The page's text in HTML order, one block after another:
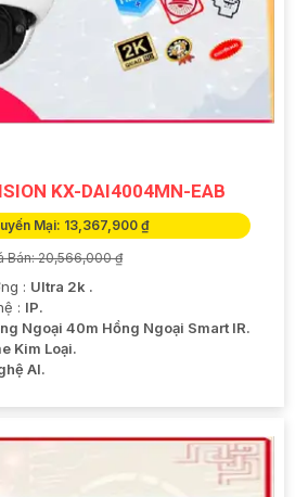
KX-DAI4004MN-EAB
Mại: 13,367,900 ₫
Bán: 20,566,000 ₫
: Ultra 2k .
: IP.
Ngoại 40m Hồng Ngoại Smart IR.
Kim Loại.
AI.